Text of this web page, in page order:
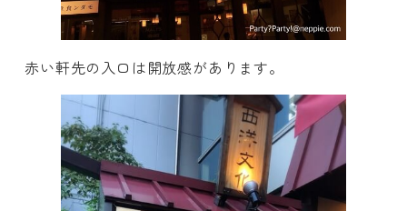
赤い軒先の入口は開放感があります。